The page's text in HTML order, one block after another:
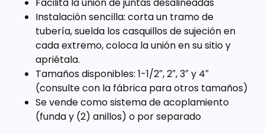
Instalación sencilla: corta un tramo de
tubería, suelda los casquillos de sujeción en
cada extremo, coloca la unión en su sitio y
apriétala.
Tamaños disponibles: 1-1/2″, 2″, 3″ y 4″
(consulte con la fábrica para otros tamaños)
Se vende como sistema de acoplamiento
(funda y (2) anillos) o por separado